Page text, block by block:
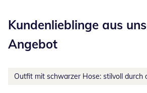
Kundenlieblinge aus
Angebot
Outfit mit schwarzer Hose: stilvoll durch